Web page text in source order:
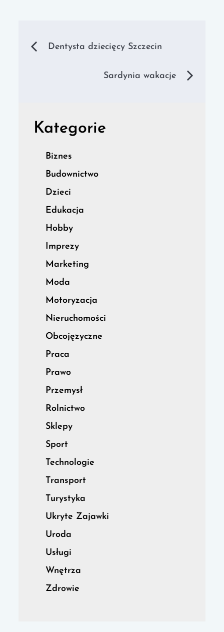
Nawigacja
Dentysta dziecięcy Szczecin
Sardynia wakacje
Kategorie
Biznes
Budownictwo
Dzieci
Edukacja
Hobby
Imprezy
Marketing
Moda
Motoryzacja
Nieruchomości
Obcojęzyczne
Praca
Prawo
Przemysł
Rolnictwo
Sklepy
Sport
Technologie
Transport
Turystyka
Ukryte Zajawki
Uroda
Usługi
Wnętrza
Zdrowie